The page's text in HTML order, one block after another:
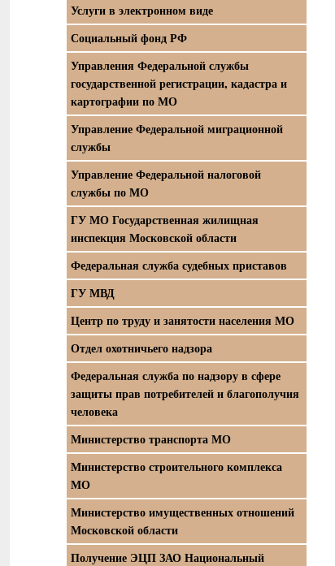
Услуги в электронном виде
Социальный фонд РФ
Управления Федеральной службы
государственной регистрации, кадастра и
картографии по МО
Управление Федеральной миграционной
службы
Управление Федеральной налоговой
службы по МО
ГУ МО Государственная жилищная
инспекция Московской области
Федеральная служба судебных приставов
ГУ МВД
Центр по труду и занятости населения МО
Отдел охотничьего надзора
Федеральная служба по надзору в сфере
защиты прав потребителей и благополучия
человека
Министерство транспорта МО
Министерство строительного комплекса
МО
Министерство имущественных отношений
Московской области
Получение ЭЦП ЗАО Национальный